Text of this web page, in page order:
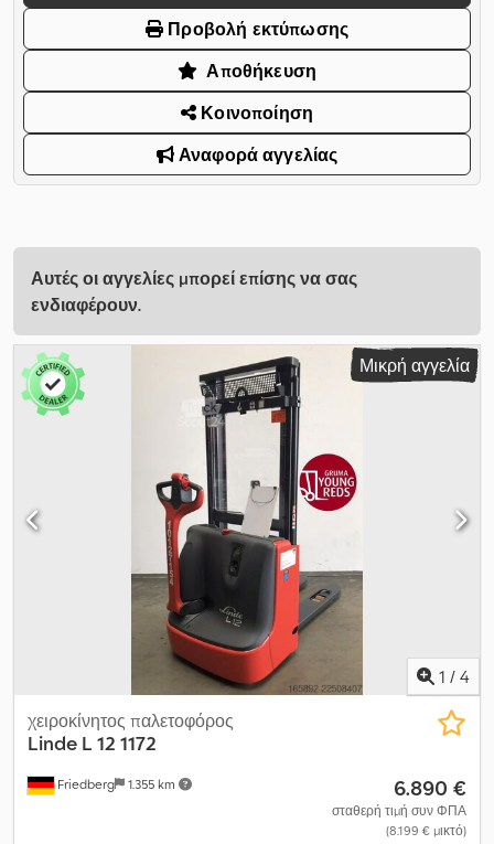
Προβολή εκτύπωσης
Αποθήκευση
Κοινοποίηση
Αναφορά αγγελίας
Αυτές οι αγγελίες μπορεί επίσης να σας
ενδιαφέρουν.
Μικρή αγγελία
1 / 4
Friedberg 1.355 km
χειροκίνητος παλετοφόρος
Linde L 12 1172
6.890 €
σταθερή τιμή συν ΦΠΑ
(8.199 € μικτό)